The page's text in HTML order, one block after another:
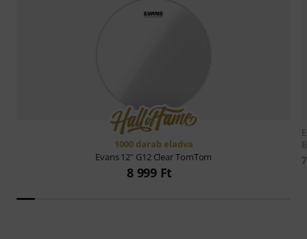
1000 darab eladva
Evans12" G12 Clear TomTom
8 999 Ft